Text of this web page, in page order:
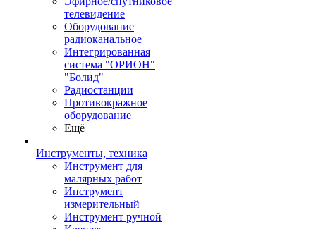
телевидение
Оборудование
радиоканальное
Интегрированная
система "ОРИОН"
"Болид"
Радиостанции
Противокражное
оборудование
Ещё
Инструменты, техника
Инструмент для
малярных работ
Инструмент
измерительный
Инструмент ручной